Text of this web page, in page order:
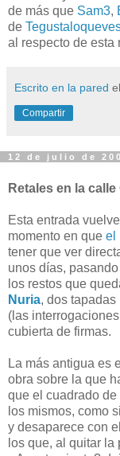
de más que Sam3,
de
al respecto de esta
Escrito en la pared el
Compartir
12 de julio de
Retales en la calle
Esta entrada
momento en que el
tener que ver
unos días,
los restos que
Nuria, dos
(las
cubierta de firmas.
La más antigua es
obra sobre la que
que el cuadrado
los mismos, como
y desaparece con
los que, al quitar